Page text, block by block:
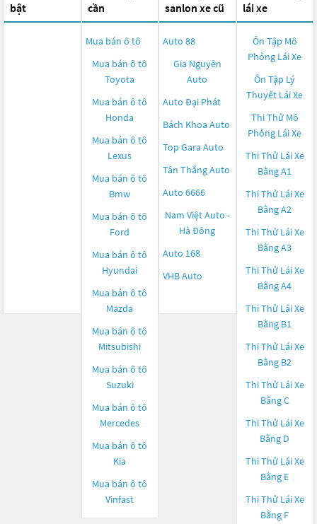
bật
cần
Mua bán ô tô
Mua bán ô tô
Toyota
Mua bán ô tô
Honda
Mua bán ô tô
Lexus
Mua bán ô tô
Bmw
Mua bán ô tô
Ford
Mua bán ô tô
Hyundai
Mua bán ô tô
Mazda
Mua bán ô tô
Mitsubishi
Mua bán ô tô
Suzuki
Mua bán ô tô
Mercedes
Mua bán ô tô
Kia
Mua bán ô tô
Vinfast
sanlon xe cũ
Auto 88
Gia Nguyên
Auto
Auto Đại Phát
Bách Khoa Auto
Top Gara Auto
Tân Thắng Auto
Auto 6666
Nam Việt Auto -
Hà Đông
Auto 168
VHB Auto
lái xe
Ôn Tập Mô
Phỏng Lái Xe
Ôn Tập Lý
Thuyết Lái Xe
Thi Thử Mô
Phỏng Lái Xe
Thi Thử Lái Xe
Bằng A1
Thi Thử Lái Xe
Bằng A2
Thi Thử Lái Xe
Bằng A3
Thi Thử Lái Xe
Bằng A4
Thi Thử Lái Xe
Bằng B1
Thi Thử Lái Xe
Bằng B2
Thi Thử Lái Xe
Bằng C
Thi Thử Lái Xe
Bằng D
Thi Thử Lái Xe
Bằng E
Thi Thử Lái Xe
Bằng F